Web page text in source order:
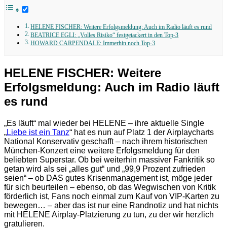
HELENE FISCHER: Weitere Erfolgsmeldung: Auch im Radio läuft es rund
BEATRICE EGLI: „Volles Risiko“ festgetackert in den Top-3
HOWARD CARPENDALE: Immerhin noch Top-3
HELENE FISCHER: Weitere
Erfolgsmeldung: Auch im Radio läuft
es rund
„Es läuft“ mal wieder bei HELENE – ihre aktuelle Single
„Liebe ist ein Tanz“ hat es nun auf Platz 1 der Airplaycharts
National Konservativ geschafft – nach ihrem historischen
München-Konzert eine weitere Erfolgsmeldung für den
beliebten Superstar. Ob bei weiterhin massiver Fankritik so
getan wird als sei „alles gut“ und „99,9 Prozent zufrieden
seien“ – ob DAS gutes Krisenmanagement ist, möge jeder
für sich beurteilen – ebenso, ob das Wegwischen von Kritik
förderlich ist, Fans noch einmal zum Kauf von VIP-Karten zu
bewegen… – aber das ist nur eine Randnotiz und hat nichts
mit HELENE Airplay-Platzierung zu tun, zu der wir herzlich
gratulieren.